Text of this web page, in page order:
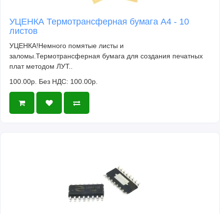
УЦЕНКА Термотрансферная бумага А4 - 10
листов
УЦЕНКА!Немного помятые листы и
заломы.Термотрансферная бумага для создания печатных
плат методом ЛУТ..
100.00р. Без НДС: 100.00р.